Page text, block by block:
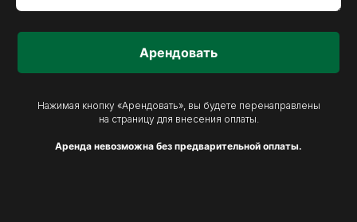
Арендовать
Нажимая кнопку «Арендовать», вы будете перенаправлены
на страницу для внесения оплаты.
Аренда невозможна без предварительной оплаты.